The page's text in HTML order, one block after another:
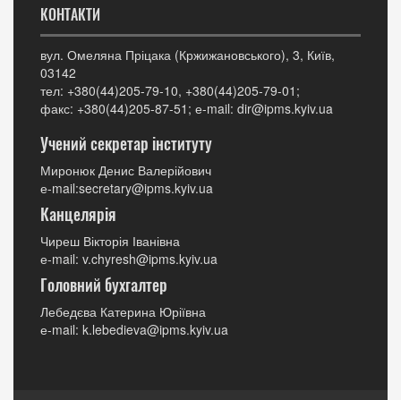
КОНТАКТИ
вул. Омеляна Пріцака (Кржижановського), 3, Київ,
03142
тел: +380(44)205-79-10, +380(44)205-79-01;
факс: +380(44)205-87-51; е-mail: dir@ipms.kyiv.ua
Учений секретар інституту
Миронюк Денис Валерійович
е-mail:secretary@ipms.kyiv.ua
Канцелярія
Чиреш Вікторія Іванівна
е-mail: v.chyresh@ipms.kyiv.ua
Головний бухгалтер
Лебедєва Катерина Юріївна
е-mail: k.lebedieva@ipms.kyiv.ua